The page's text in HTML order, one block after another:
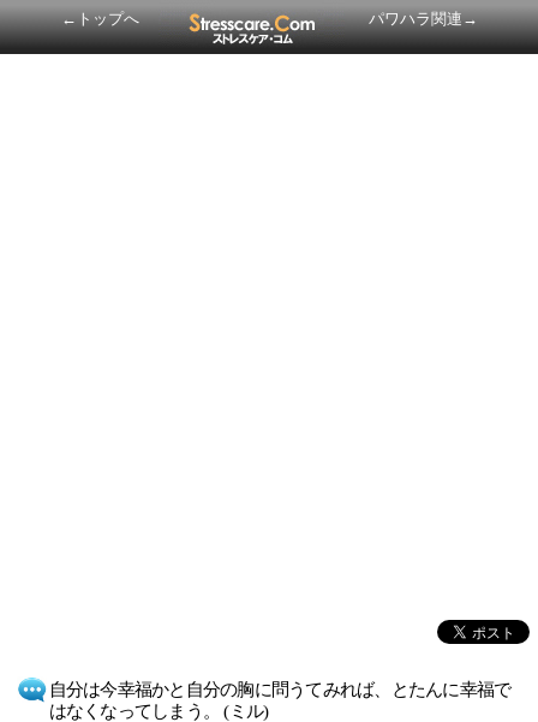
←トップへ パワハラ関連→
自分は今幸福かと自分の胸に問うてみれば、とたんに幸福で
はなくなってしまう。 (ミル)